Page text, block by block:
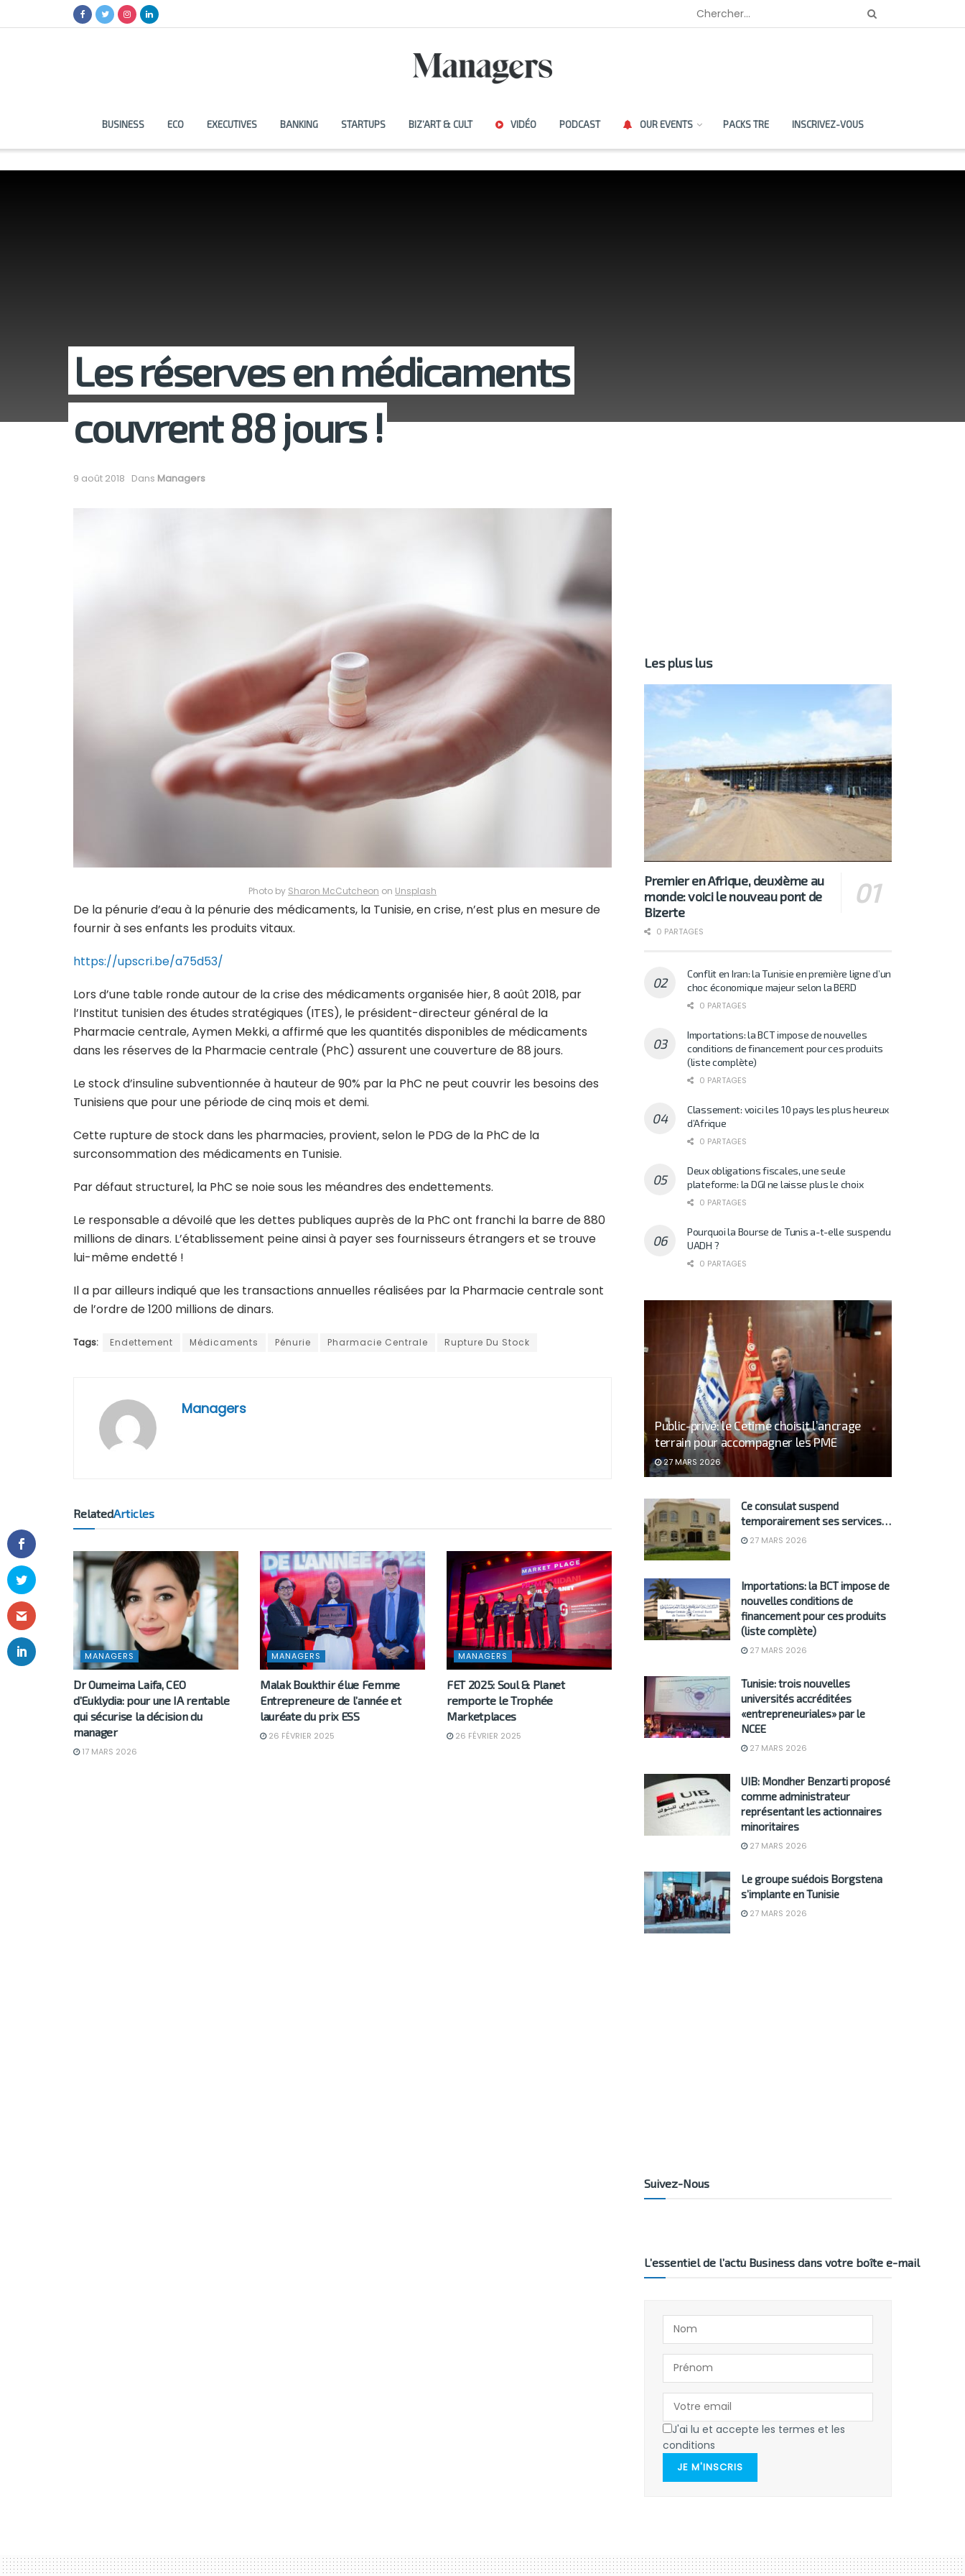
BUSINESS ECO EXECUTIVES BANKING STARTUPS BIZ’ART & CULT VIDÉO PODCAST OUR EVENTS PACKS TRE INSCRIVEZ-VOUS
Les réserves en médicaments
couvrent 88 jours !
9 août 2018 Dans Managers
Photo by Sharon McCutcheon on Unsplash
De la pénurie d’eau à la pénurie des médicaments, la Tunisie, en crise, n’est plus en mesure de
fournir à ses enfants les produits vitaux.
https://upscri.be/a75d53/
Lors d’une table ronde autour de la crise des médicaments organisée hier, 8 août 2018, par
l’Institut tunisien des études stratégiques (ITES), le président-directeur général de la
Pharmacie centrale, Aymen Mekki, a affirmé que les quantités disponibles de médicaments
dans les réserves de la Pharmacie centrale (PhC) assurent une couverture de 88 jours.
Le stock d’insuline subventionnée à hauteur de 90% par la PhC ne peut couvrir les besoins des
Tunisiens que pour une période de cinq mois et demi.
Cette rupture de stock dans les pharmacies, provient, selon le PDG de la PhC de la
surconsommation des médicaments en Tunisie.
Par défaut structurel, la PhC se noie sous les méandres des endettements.
Le responsable a dévoilé que les dettes publiques auprès de la PhC ont franchi la barre de 880
millions de dinars. L’établissement peine ainsi à payer ses fournisseurs étrangers et se trouve
lui-même endetté !
Il a par ailleurs indiqué que les transactions annuelles réalisées par la Pharmacie centrale sont
de l’ordre de 1200 millions de dinars.
Tags: Endettement Médicaments Pénurie Pharmacie Centrale Rupture Du Stock
Managers
RelatedArticles
MANAGERS
Dr Oumeima Laifa, CEO
d’Euklydia: pour une IA rentable
qui sécurise la décision du
manager
17 MARS 2026
MANAGERS
Malak Boukthir élue Femme
Entrepreneure de l’année et
lauréate du prix ESS
26 FÉVRIER 2025
MANAGERS
FET 2025: Soul & Planet
remporte le Trophée
Marketplaces
26 FÉVRIER 2025
Les plus lus
Premier en Afrique, deuxième au
monde: voici le nouveau pont de
Bizerte
0 PARTAGES
Conflit en Iran: la Tunisie en première ligne d’un
choc économique majeur selon la BERD
0 PARTAGES
Importations: la BCT impose de nouvelles
conditions de financement pour ces produits
(liste complète)
0 PARTAGES
Classement: voici les 10 pays les plus heureux
d’Afrique
0 PARTAGES
Deux obligations fiscales, une seule
plateforme: la DGI ne laisse plus le choix
0 PARTAGES
Pourquoi la Bourse de Tunis a-t-elle suspendu
UADH ?
0 PARTAGES
Public-privé: le Cetime choisit l’ancrage
terrain pour accompagner les PME
27 MARS 2026
Ce consulat suspend
temporairement ses services…
27 MARS 2026
Importations: la BCT impose de
nouvelles conditions de
financement pour ces produits
(liste complète)
27 MARS 2026
Tunisie: trois nouvelles
universités accréditées
«entrepreneuriales» par le
NCEE
27 MARS 2026
UIB: Mondher Benzarti proposé
comme administrateur
représentant les actionnaires
minoritaires
27 MARS 2026
Le groupe suédois Borgstena
s’implante en Tunisie
27 MARS 2026
Suivez-Nous
L’essentiel de l’actu Business dans votre boîte e-mail
J'ai lu et accepte les termes et les
conditions
JE M'INSCRIS